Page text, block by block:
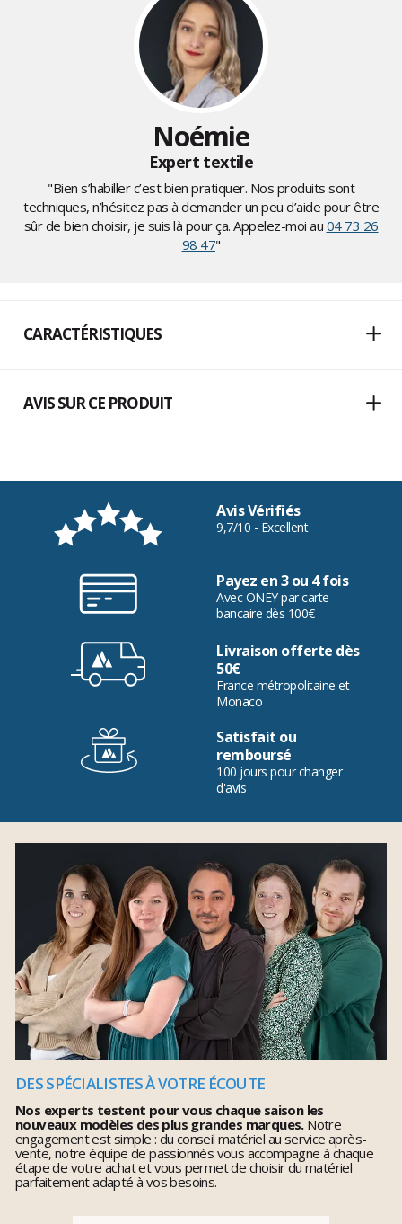
Noémie
Expert textile
"Bien s’habiller c’est bien pratiquer. Nos produits sont
techniques, n’hésitez pas à demander un peu d’aide pour être
sûr de bien choisir, je suis là pour ça. Appelez-moi au 04 73 26
98 47"
CARACTÉRISTIQUES
AVIS SUR CE PRODUIT
Avis Vérifiés
9,7/10 - Excellent
Payez en 3 ou 4 fois
Avec ONEY par carte
bancaire dès 100€
Livraison offerte dès
50€
France métropolitaine et
Monaco
Satisfait ou
remboursé
100 jours pour changer
d'avis
DES SPÉCIALISTES À VOTRE ÉCOUTE
Nos experts testent pour vous chaque saison les
nouveaux modèles des plus grandes marques.Notre
engagement est simple : du conseil matériel au service après-
vente, notre équipe de passionnés vous accompagne à chaque
étape de votre achat et vous permet de choisir du matériel
parfaitement adapté à vos besoins.